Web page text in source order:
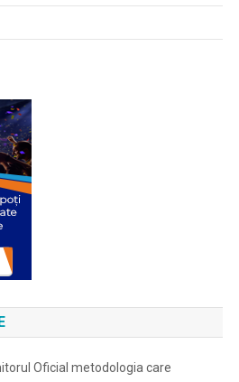
Oficial metodologia care